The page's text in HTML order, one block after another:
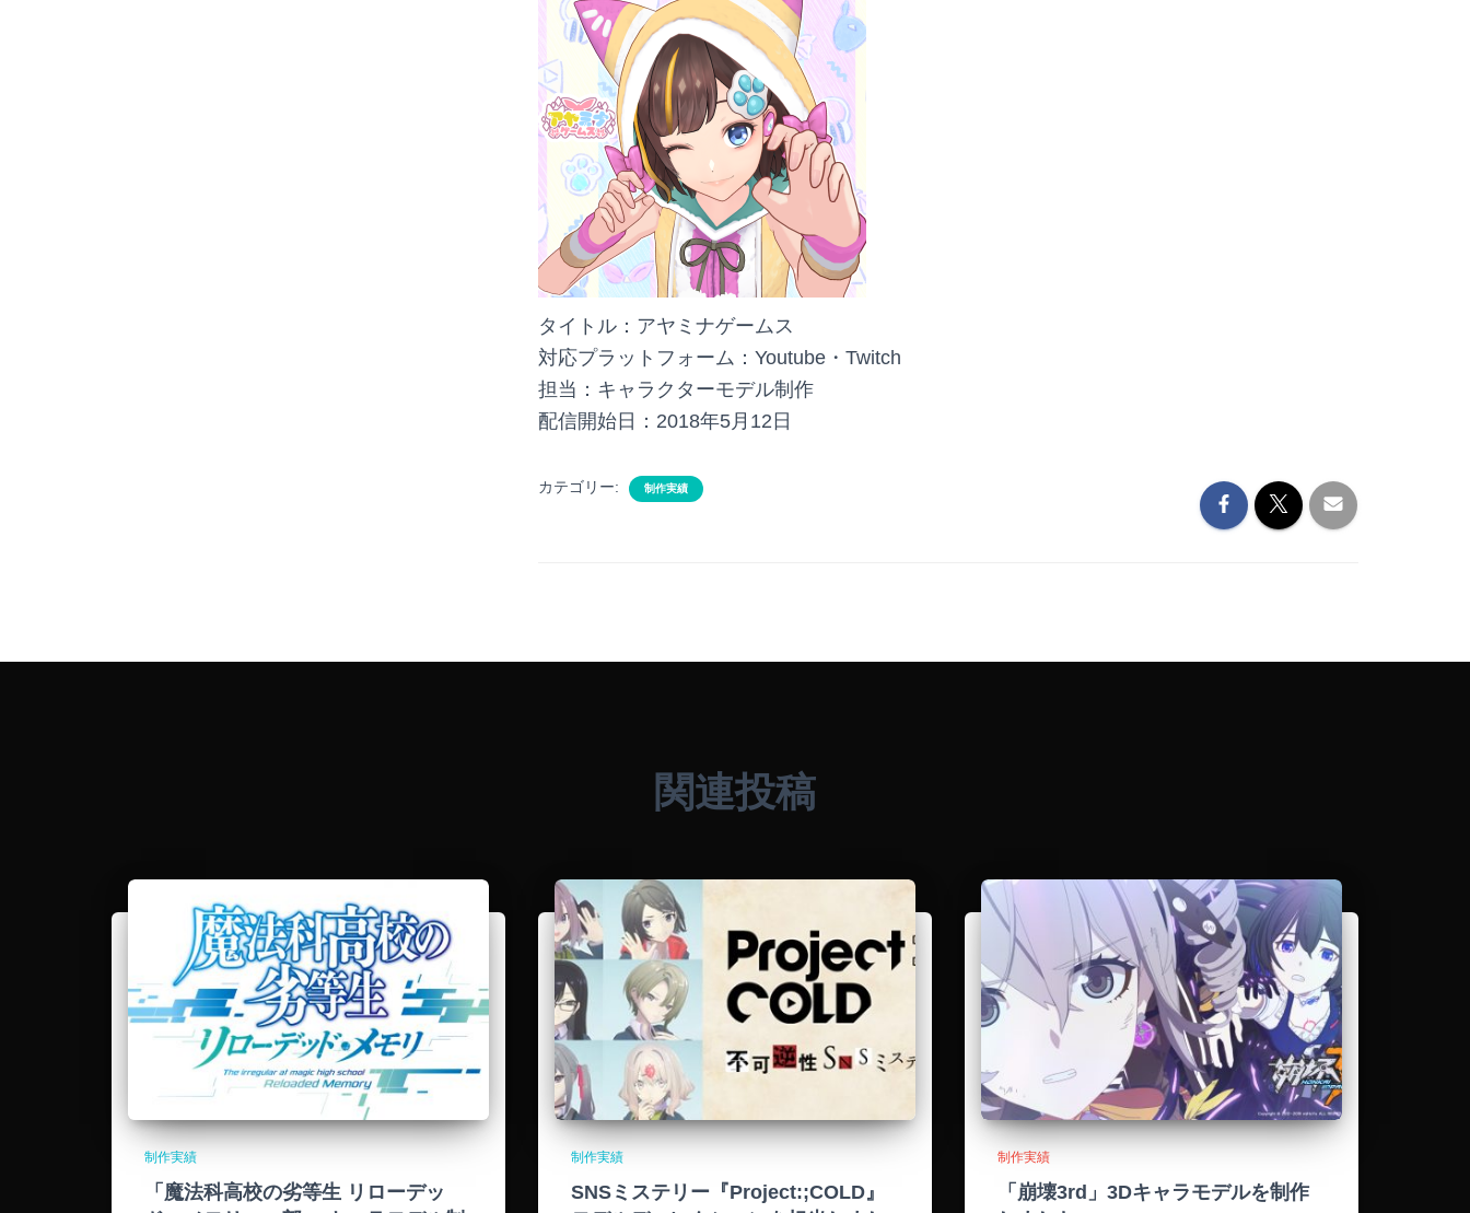
タイトル：アヤミナゲームス
対応プラットフォーム：Youtube・Twitch
担当：キャラクターモデル制作
配信開始日：2018年5月12日
カテゴリー: 制作実績
関連投稿
制作実績
「魔法科高校の劣等生 リローデッ
制作実績
SNSミステリー『Project:;COLD』
制作実績
「崩壊3rd」3Dキャラモデルを制作